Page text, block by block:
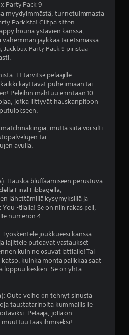
h
ä
i
e
s
ä
(
0
5
Party Pack 9
myydyimmästä, tunnetuimmasta
Packista! Olitpa sitten
houria ystävien kanssa,
jäykkää tai etsimässä
Jackbox Party Pack 9 piristää
Et tarvitse pelaajille
käyttävät puhelimiaan tai
Peleihin mahtuu enintään 10
jotka liittyvät hauskanpitoon
mutta siitä voi silti
tai
avulla.
Hauska bluffaamiseen perustuva
Final Fibbagella,
lähettämillä kysymyksillä ja
-tilalla! Se on niin rakas peli,
numeron 4.
Työskentele joukkueesi kanssa
lajittele putoavat vastaukset
kuin ne osuvat lattialle! Tai
katso, kuinka monta palikkaa saat
loppuu kesken. Se on yhtä
Outo velho on tehnyt sinusta
taustatarinoita kummallisille
Pelaaja, jolla on
taas ihmiseksi!